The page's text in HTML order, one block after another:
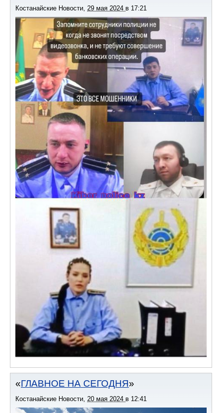
Костанайские Новости, 29 мая 2024 в 17:21
ГЛАВНОЕ НА СЕГОДНЯ
Костанайские Новости, 20 мая 2024 в 12:41